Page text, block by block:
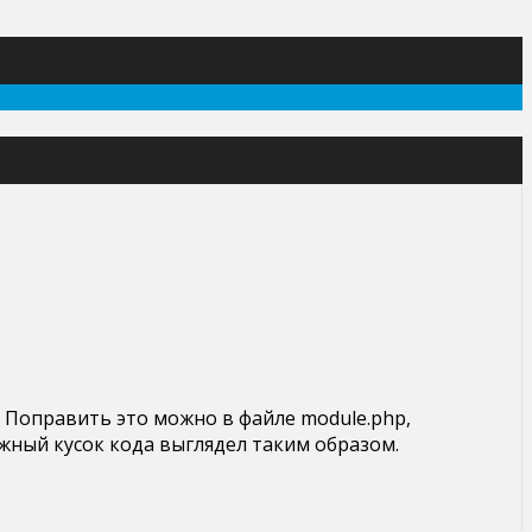
Поправить это можно в файле module.php,
кусок кода выглядел таким образом.